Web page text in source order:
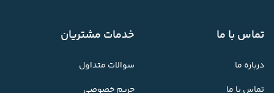
تماس با ما
درباره ما
تماس با ما
خدمات مشتریان
سوالات متداول
حریم خصوصی